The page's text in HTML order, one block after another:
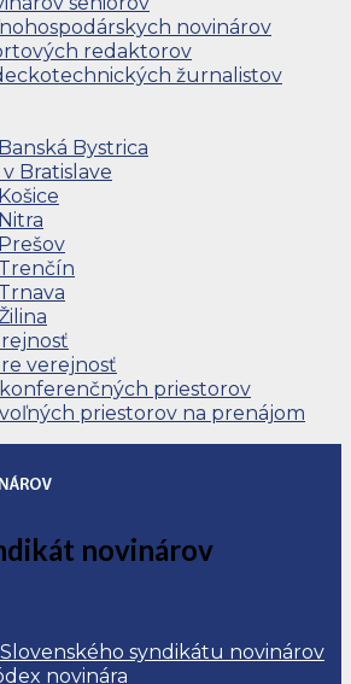
novinárov
redaktorov
žurnalistov
Bystrica
Bratislave
verejnosť
priestorov
priestorov na prenájom
novinárov
syndikátu novinárov
novinára